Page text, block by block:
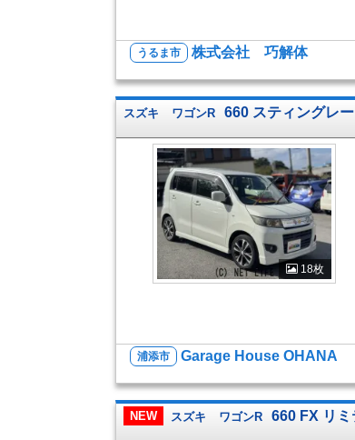
うるま市 株式会社 巧解体
スズキ ワゴンR 660 スティングレ
18枚
浦添市 Garage House OHANA
NEW スズキ ワゴンR 660 FX リ